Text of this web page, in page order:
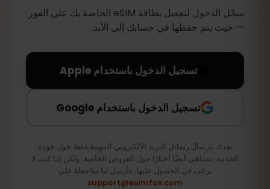
سجّل الدخول لتفعيل بطاقة eSIM الخاصة بك على الفور
— حيث يتم حفظها في حسابك إلى الأبد.
تسجيل الدخول باستخدام Apple
تسجيل الدخول باستخدام Google
نعدك بإرسال رسائل البريد الإلكتروني المهمة فقط حول جودة
الخدمة. ستتلقى أيضًا أخبارًا حول العروض الخاصة، ولكن إذا كنت لا
ترغب في الحصول عليها، فأرسل لنا ملاحظة على
support@esimfox.com